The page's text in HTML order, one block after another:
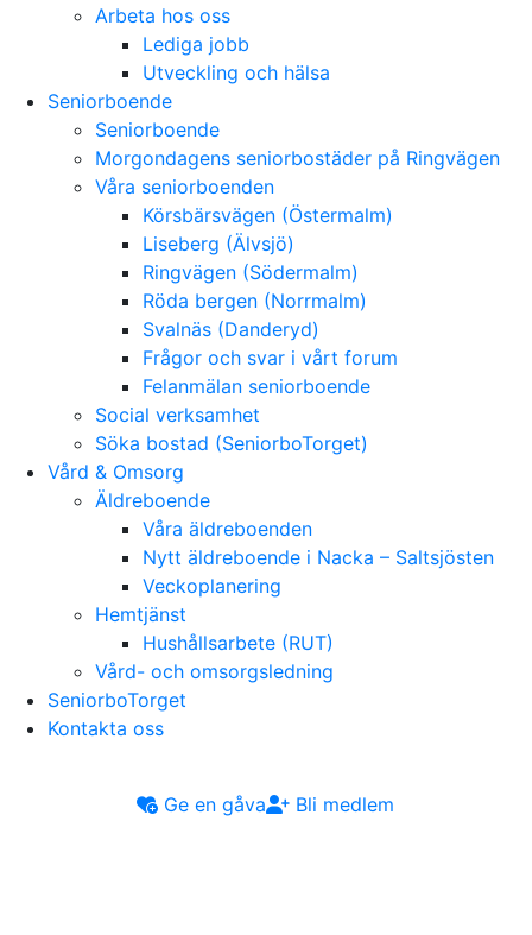
Arbeta hos oss
Lediga jobb
Utveckling och hälsa
Seniorboende
Seniorboende
Morgondagens seniorbostäder på Ringvägen
Våra seniorboenden
Körsbärsvägen (Östermalm)
Liseberg (Älvsjö)
Ringvägen (Södermalm)
Röda bergen (Norrmalm)
Svalnäs (Danderyd)
Frågor och svar i vårt forum
Felanmälan seniorboende
Social verksamhet
Söka bostad (SeniorboTorget)
Vård & Omsorg
Äldreboende
Våra äldreboenden
Nytt äldreboende i Nacka – Saltsjösten
Veckoplanering
Hemtjänst
Hushållsarbete (RUT)
Vård- och omsorgsledning
SeniorboTorget
Kontakta oss
Ge en gåva Bli medlem